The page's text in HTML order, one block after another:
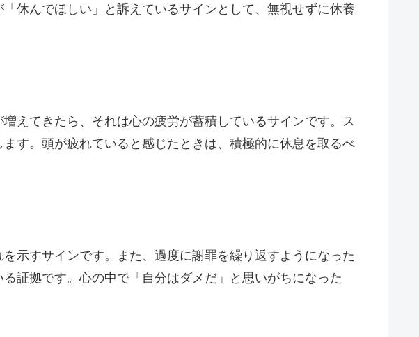
休んでほしい」と訴えているサインとして、無視せずに休養
えてきたら、それは心の疲労が蓄積しているサインです。ス
す。頭が疲れていると感じたときは、積極的に休息を取るべ
示すサインです。また、過度に謝罪を繰り返すようになった
証拠です。心の中で「自分はダメだ」と思いがちになった